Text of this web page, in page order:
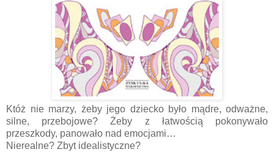
Któż nie marzy, żeby jego dziecko było mądre, odważne,
silne, przebojowe? Żeby z łatwością pokonywało
przeszkody, panowało nad emocjami…
Nierealne? Zbyt idealistyczne?